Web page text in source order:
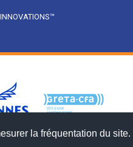
la fréquentation du site.